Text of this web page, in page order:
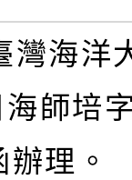
灣海洋
師培
理。